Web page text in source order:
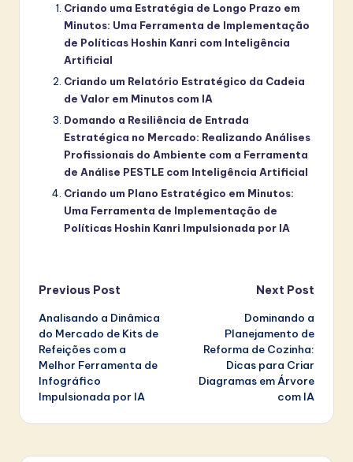
Criando uma Estratégia de Longo Prazo em
Minutos: Uma Ferramenta de Implementação
de Políticas Hoshin Kanri com Inteligência
Artificial
Criando um Relatório Estratégico da Cadeia
de Valor em Minutos com IA
Domando a Resiliência de Entrada
Estratégica no Mercado: Realizando Análises
Profissionais do Ambiente com a Ferramenta
de Análise PESTLE com Inteligência Artificial
Criando um Plano Estratégico em Minutos:
Uma Ferramenta de Implementação de
Políticas Hoshin Kanri Impulsionada por IA
Post
navigation
Previous Post
Analisando a Dinâmica
do Mercado de Kits de
Refeições com a
Melhor Ferramenta de
Infográfico
Impulsionada por IA
Next Post
Dominando a
Planejamento de
Reforma de Cozinha:
Dicas para Criar
Diagramas em Árvore
com IA